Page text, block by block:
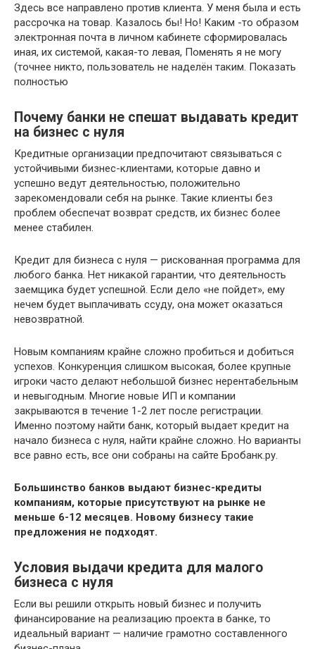
Здесь все направлено против клиента. У меня была и есть
рассрочка на товар. Казалось бы! Но! Каким -то образом
электронная почта в личном кабинете сформировалась
иная, их системой, какая-то левая, Поменять я не могу
(точнее никто, пользователь не наделён таким. Показать
полностью
Почему банки не спешат выдавать кредит
на бизнес с нуля
Кредитные организации предпочитают связываться с
устойчивыми бизнес-клиентами, которые давно и
успешно ведут деятельностью, положительно
зарекомендовали себя на рынке. Такие клиенты без
проблем обеспечат возврат средств, их бизнес более
менее стабилен.
Кредит для бизнеса с нуля — рискованная программа для
любого банка. Нет никакой гарантии, что деятельность
заемщика будет успешной. Если дело «не пойдет», ему
нечем будет выплачивать ссуду, она может оказаться
невозвратной.
Новым компаниям крайне сложно пробиться и добиться
успехов. Конкуренция слишком высокая, более крупные
игроки часто делают небольшой бизнес нерентабельным
и невыгодным. Многие новые ИП и компании
закрываются в течение 1-2 лет после регистрации.
Именно поэтому найти банк, который выдает кредит на
начало бизнеса с нуля, найти крайне сложно. Но варианты
все равно есть, все они собраны на сайте Бробанк.ру.
Большинство банков выдают бизнес-кредиты
компаниям, которые присутствуют на рынке не
меньше 6-12 месяцев. Новому бизнесу такие
предложения не подходят.
Условия выдачи кредита для малого
бизнеса с нуля
Если вы решили открыть новый бизнес и получить
финансирование на реализацию проекта в банке, то
идеальный вариант — наличие грамотно составленного